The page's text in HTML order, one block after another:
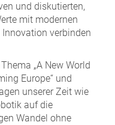
und diskutierten,
mit modernen
verbinden
„A New World
Europe“ und
unserer Zeit wie
auf die
Wandel ohne